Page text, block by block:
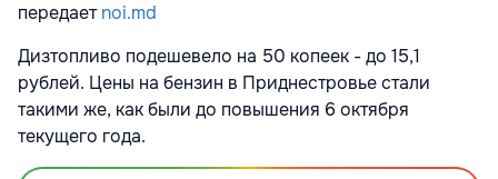
передаетnoi.md
Дизтопливо подешевело на 50 копеек - до 15,1
рублей. Цены на бензин в Приднестровье стали
такими же, как были до повышения 6 октября
текущего года.